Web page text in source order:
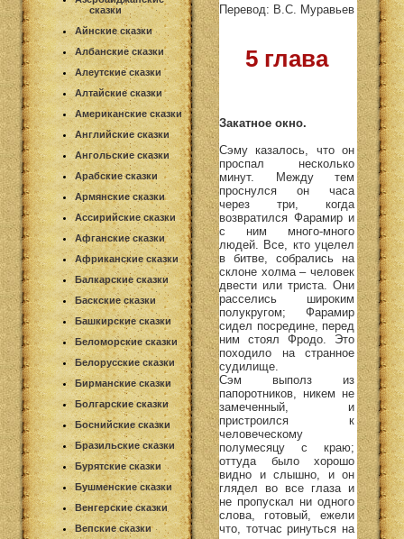
сказки
Айнские сказки
Албанские сказки
Алеутские сказки
Алтайские сказки
Американские сказки
Английские сказки
Ангольские сказки
Арабские сказки
Армянские сказки
Ассирийские сказки
Афганские сказки
Африканские сказки
Балкарские сказки
Баскские сказки
Башкирские сказки
Беломорские сказки
Белорусские сказки
Бирманские сказки
Болгарские сказки
Боснийские сказки
Бразильские сказки
Бурятские сказки
Бушменские сказки
Венгерские сказки
Вепские сказки
Перевод: В.С. Муравьев
5 глава
Закатное окно.
Сэму казалось, что он
проспал несколько
минут. Между тем
проснулся он часа
через три, когда
возвратился Фарамир и
с ним много-много
людей. Все, кто уцелел
в битве, собрались на
склоне холма – человек
двести или триста. Они
расселись широким
полукругом; Фарамир
сидел посредине, перед
ним стоял Фродо. Это
походило на странное
судилище.
Сэм выполз из
папоротников, никем не
замеченный, и
пристроился к
человеческому
полумесяцу с краю;
оттуда было хорошо
видно и слышно, и он
глядел во все глаза и
не пропускал ни одного
слова, готовый, ежели
что, тотчас ринуться на